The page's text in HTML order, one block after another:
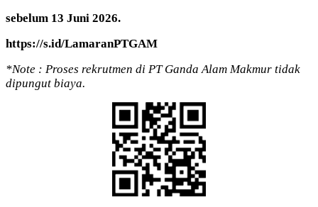
sebelum 13 Juni 2026.
https://s.id/LamaranPTGAM
*Note : Proses rekrutmen di PT Ganda Alam Makmur tidak
dipungut biaya.